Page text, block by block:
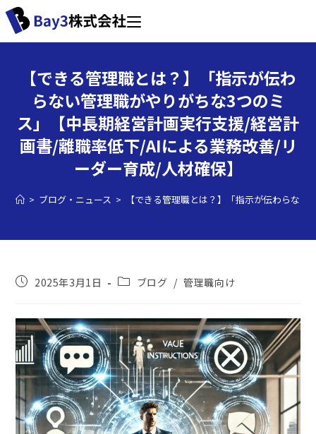
【できる管理職とは？】「指示が伝わ
らない管理職がやりがちな3つのミ
ス」【中長期経営計画実行支援/経営計
画書/離職率低下/AIによる業務改善/リ
ーダー育成/人材確保】
> ブログ・ニュース > 【できる管理職とは？】「指示が伝わらな
2025年3月1日 ブログ / 管理職向け